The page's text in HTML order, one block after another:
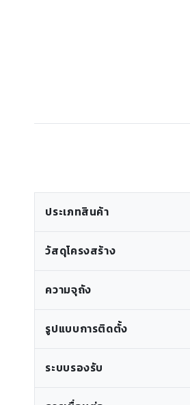
ประเภทสินค้า
วัสดุโครงสร้าง
ความจุถัง
รูปแบบการติดตั้ง
ระบบรองรับ